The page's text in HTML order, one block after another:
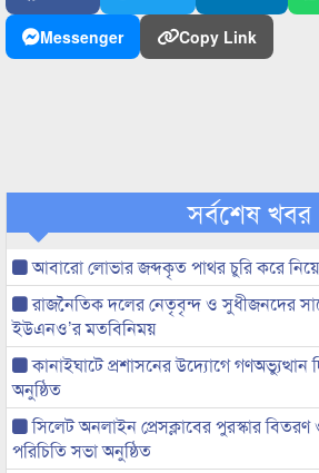
Messenger
Copy Link
সর্বশেষ খবর
আবারো লোভার জব্দকৃত পাথর চুরি করে নিয়ে
রাজনৈতিক দলের নেতৃবৃন্দ ও সুধীজনদের
ইউএনও’র মতবিনিময়
কানাইঘাটে প্রশাসনের উদ্যোগে
অনুষ্ঠিত
সিলেট অনলাইন প্রেসক্লাবের পুরস্কার
পরিচিতি সভা অনুষ্ঠিত